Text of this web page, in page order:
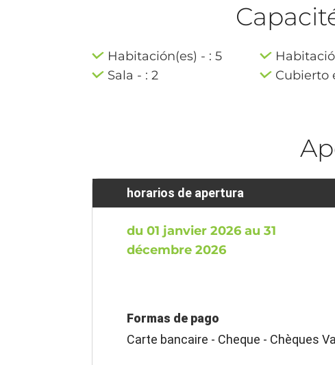
Habitación(es) - : 5
Sala - : 2
Cubierto
horarios de apertura
du 01 janvier 2026 au 31
décembre 2026
Formas de pago
Carte bancaire - Cheque - Chèques